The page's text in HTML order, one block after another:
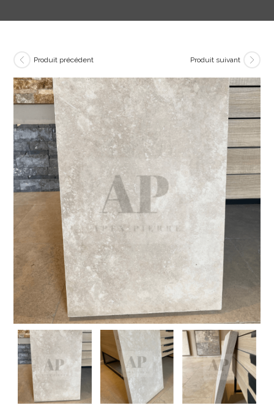
Produit précédent Produit suivant